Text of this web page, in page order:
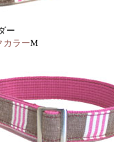
ー
ラーM